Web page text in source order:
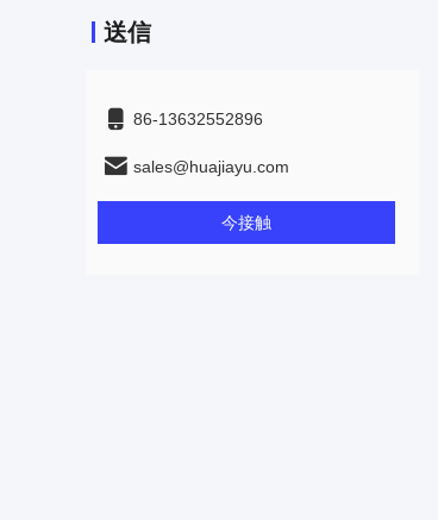
送信
86-13632552896
sales@huajiayu.com
今接触